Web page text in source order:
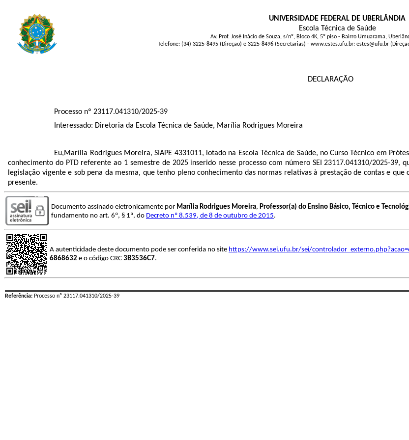
UNIVERSIDADE FEDERAL DE UBERLÂNDIA
Escola Técnica de Saúde
Av. Prof. José Inácio de Souza, s/nº, Bloco 4K, 5º piso - Bairro Umuarama,
Telefone: (34) 3225-8495 (Direção) e 3225-8496 (Secretarias) - www.estes.ufu.br: estes@ufu.br
DECLARAÇÃO
Processo nº 23117.041310/2025-39
Interessado: Diretoria da Escola Técnica de Saúde, Marília Rodrigues Moreira
Eu,Marília Rodrigues Moreira, SIAPE 4331011, lotado na Escola Técnica de Saúde, no Curso Técnico em
conhecimento do PTD referente ao 1 semestre de 2025 inserido nesse processo com número SEI 23117.041310/2025-
legislação vigente e sob pena da mesma, que tenho pleno conhecimento das normas relativas à prestação de contas e
presente.
Documento assinado eletronicamente por Marília Rodrigues Moreira, Professor(a) do Ensino Básico, Técnico e
fundamento no art. 6º, § 1º, do Decreto nº 8.539, de 8 de outubro de 2015.
A autenticidade deste documento pode ser conferida no site https://www.sei.ufu.br/sei/
6868632 e o código CRC 3B3536C7.
Referência: Processo nº 23117.041310/2025-39